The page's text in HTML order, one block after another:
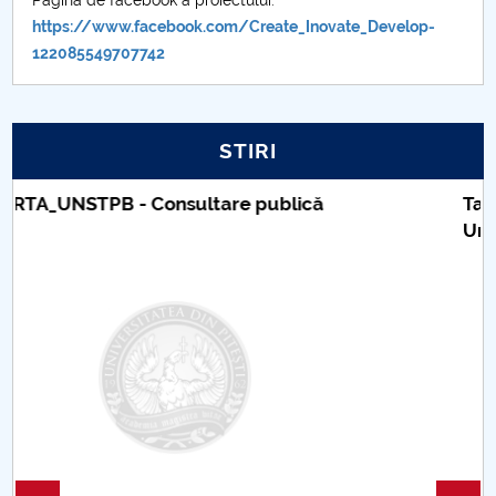
https://www.facebook.com/Create_Inovate_Develop-
122085549707742
STIRI
Taxe de școlarizare indexate – Centrul